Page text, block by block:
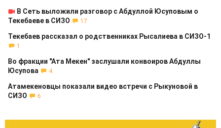
В Сеть выложили разговор с Абдуллой Юсуповым о
Текебаеве в СИЗО
17
Текебаев рассказал о родственниках Рысалиева в СИЗО-1
1
Во фракции "Ата Мекен" заслушали конвоиров Абдуллы
Юсупова
4
Атамекеновцы показали видео встречи с Рыкуновой в
СИЗО
6